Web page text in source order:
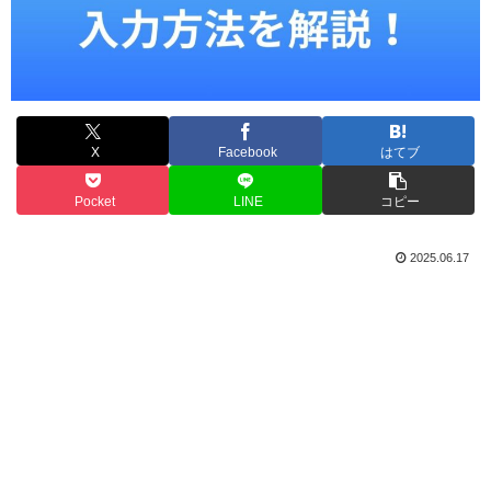
X Facebook はてブ
Pocket LINE コピー
2025.06.17